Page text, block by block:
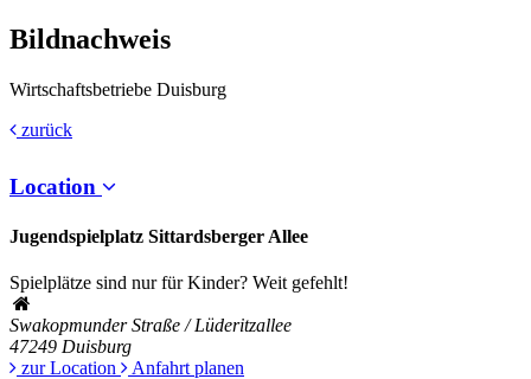
Bildnachweis
Wirtschaftsbetriebe Duisburg
zurück
Location
Jugendspielplatz Sittardsberger Allee
Spielplätze sind nur für Kinder? Weit gefehlt!
Swakopmunder Straße / Lüderitzallee
47249 Duisburg
zur Location
Anfahrt planen